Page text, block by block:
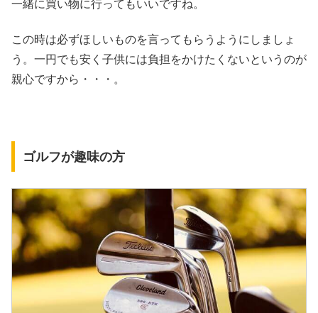
一緒に買い物に行ってもいいですね。
この時は必ずほしいものを言ってもらうようにしましょ
う。一円でも安く子供には負担をかけたくないというのが
親心ですから・・・。
ゴルフが趣味の方